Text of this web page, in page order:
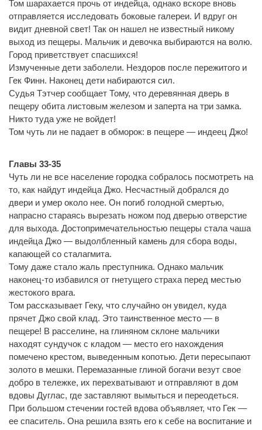
Том шарахается прочь от индейца, однако вскоре вновь
отправляется исследовать боковые галереи. И вдруг он
видит дневной свет! Так он нашел не известный никому
выход из пещеры. Мальчик и девочка выбираются на волю.
Город приветствует спасшихся!
Измученные дети заболели. Нездоров после пережитого и
Гек Финн. Наконец дети набираются сил.
Судья Тэтчер сообщает Тому, что деревянная дверь в
пещеру обита листовым железом и заперта на три замка.
Никто туда уже не войдет!
Том чуть ли не падает в обморок: в пещере — индеец Джо!
Главы 33-35
Чуть ли не все население городка собралось посмотреть на
то, как найдут индейца Джо. Несчастный добрался до
двери и умер около нее. Он погиб голодной смертью,
напрасно стараясь вырезать ножом под дверью отверстие
для выхода. Достопримечательностью пещеры стала чаша
индейца Джо — выдолбленный камень для сбора воды,
капающей со сталагмита.
Тому даже стало жаль преступника. Однако мальчик
наконец-то избавился от гнетущего страха перед местью
жестокого врага.
Том рассказывает Геку, что случайно он увидел, куда
прячет Джо свой клад. Это таинственное место — в
пещере! В расселине, на глиняном склоне мальчики
находят сундучок с кладом — место его нахождения
помечено крестом, выведенным копотью. Дети пересыпают
золото в мешки. Перемазанные глиной богачи везут свое
добро в тележке, их перехватывают и отправляют в дом
вдовы Дуглас, где заставляют вымыться и переодеться.
При большом стечении гостей вдова объявляет, что Гек —
ее спаситель. Она решила взять его к себе на воспитание и